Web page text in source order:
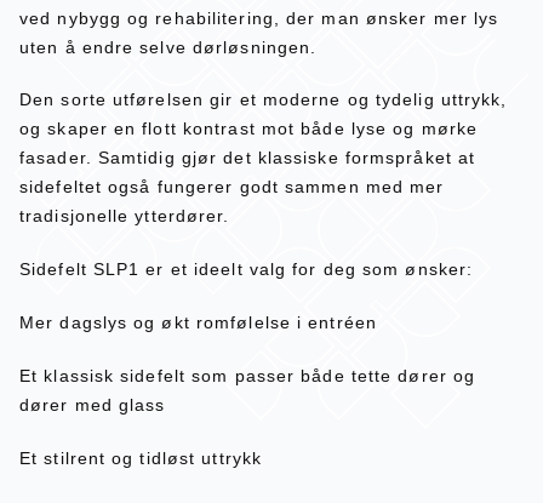
ved nybygg og rehabilitering, der man ønsker mer lys
uten å endre selve dørløsningen.
Den sorte utførelsen gir et moderne og tydelig uttrykk,
og skaper en flott kontrast mot både lyse og mørke
fasader. Samtidig gjør det klassiske formspråket at
sidefeltet også fungerer godt sammen med mer
tradisjonelle ytterdører.
Sidefelt SLP1 er et ideelt valg for deg som ønsker:
Mer dagslys og økt romfølelse i entréen
Et klassisk sidefelt som passer både tette dører og
dører med glass
Et stilrent og tidløst uttrykk